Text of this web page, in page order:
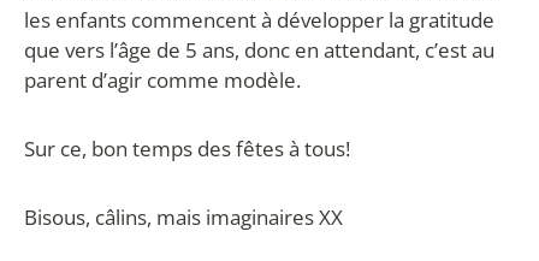
les enfants commencent à développer la gratitude
que vers l’âge de 5 ans, donc en attendant, c’est au
parent d’agir comme modèle.
Sur ce, bon temps des fêtes à tous!
Bisous, câlins, mais imaginaires XX